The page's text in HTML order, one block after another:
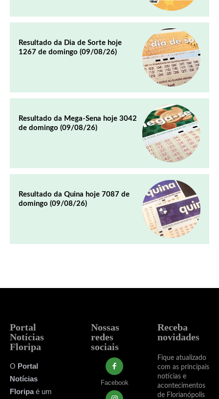
Resultado da Dia de Sorte hoje
1267 de domingo (09/08/26)
Resultado da Mega-Sena hoje 3042
de domingo (09/08/26)
Resultado da Quina hoje 7087 de
domingo (09/08/26)
Portal
Notícias
Floripa
O Portal
Notícias
Floripaé um
Nossas
redes
sociais
Facebook
Receba
novidades
Fique atualizado
com as principais
notícias e
acontecimentos
de Florianópolis